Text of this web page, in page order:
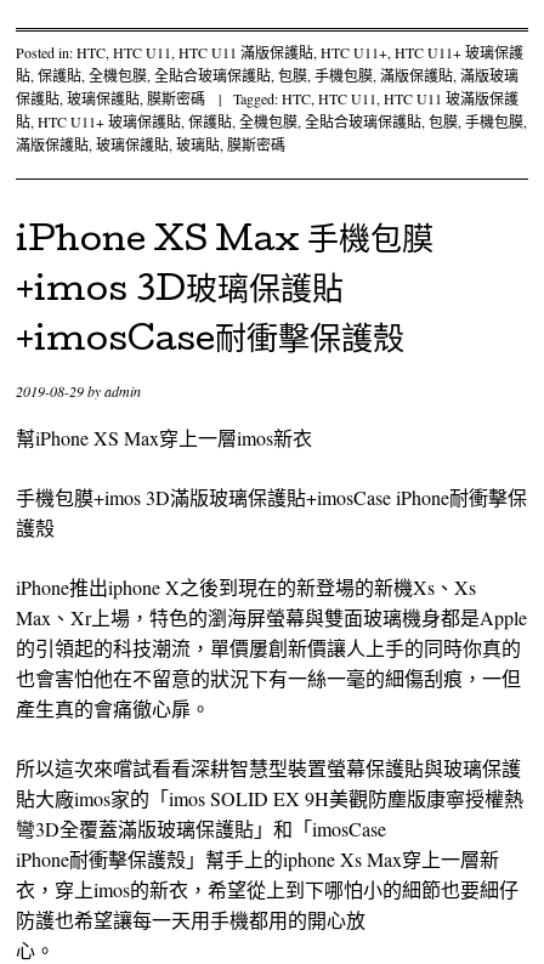
Posted in:HTC,HTC U11,HTC U11 滿版保護貼,HTC U11+,HTC U11+ 玻璃保護
貼,保護貼,全機包膜,全貼合玻璃保護貼,包膜,手機包膜,滿版保護貼,滿版玻璃
保護貼,玻璃保護貼,膜斯密碼 | Tagged:HTC,HTC U11,HTC U11 玻滿版保護
貼,HTC U11+ 玻璃保護貼,保護貼,全機包膜,全貼合玻璃保護貼,包膜,手機包膜,
滿版保護貼,玻璃保護貼,玻璃貼,膜斯密碼
iPhone XS Max 手機包膜
+imos 3D玻璃保護貼
+imosCase耐衝擊保護殼
2019-08-29byadmin
幫iPhone XS Max穿上一層imos新衣
手機包膜+imos 3D滿版玻璃保護貼+imosCase iPhone耐衝擊保
護殼
iPhone推出iphone X之後到現在的新登場的新機Xs、Xs
Max、Xr上場，特色的瀏海屏螢幕與雙面玻璃機身都是Apple
的引領起的科技潮流，單價屢創新價讓人上手的同時你真的
也會害怕他在不留意的狀況下有一絲一毫的細傷刮痕，一但
產生真的會痛徹心扉。
所以這次來嚐試看看深耕智慧型裝置螢幕保護貼與玻璃保護
貼大廠imos家的「imos SOLID EX 9H美觀防塵版康寧授權熱
彎3D全覆蓋滿版玻璃保護貼」和「imosCase
iPhone耐衝擊保護殼」幫手上的iphone Xs Max穿上一層新
衣，穿上imos的新衣，希望從上到下哪怕小的細節也要細仔
防護也希望讓每一天用手機都用的開心放
心。